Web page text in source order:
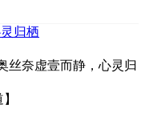
归栖
丝奈虚壹而静，心灵归